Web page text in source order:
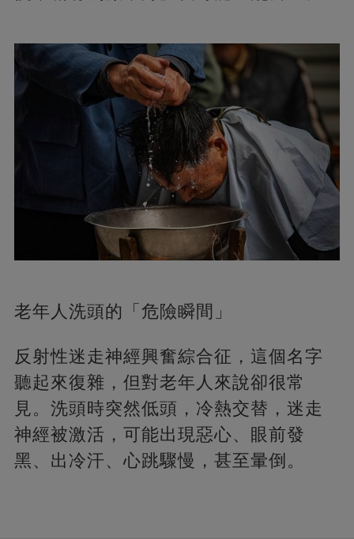
老年人洗頭的「危險瞬間」
反射性迷走神經興奮綜合征，這個名字
聽起來復雜，但對老年人來說卻很常
見。洗頭時突然低頭，冷熱交替，迷走
神經被激活，可能出現惡心、眼前發
黑、出冷汗、心跳驟慢，甚至暈倒。